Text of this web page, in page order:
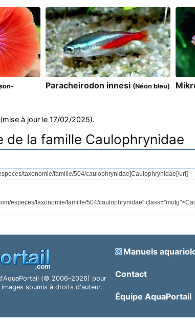
Paracheirodon innesi (Néon bleu)
à jour le 17/02/2025).
de la famille Caulophrynidae
(© 2006–2026) pour
soumis à droits d'auteur.
Manuels
Contact
Équipe AquaPortail